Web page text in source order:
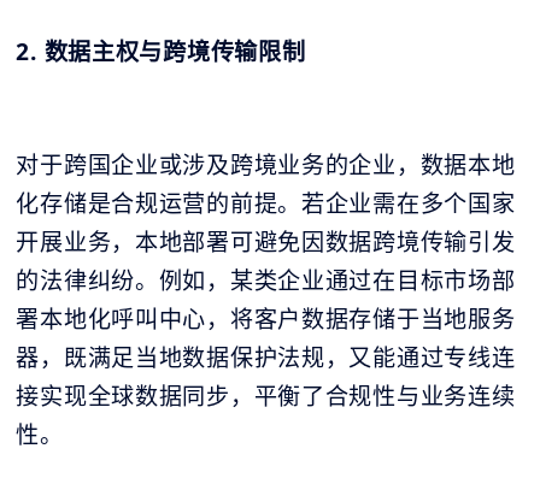
2. 数据主权与跨境传输限制
对于跨国企业或涉及跨境业务的企业，数据本地
化存储是合规运营的前提。若企业需在多个国家
开展业务，本地部署可避免因数据跨境传输引发
的法律纠纷。例如，某类企业通过在目标市场部
署本地化呼叫中心，将客户数据存储于当地服务
器，既满足当地数据保护法规，又能通过专线连
接实现全球数据同步，平衡了合规性与业务连续
性。